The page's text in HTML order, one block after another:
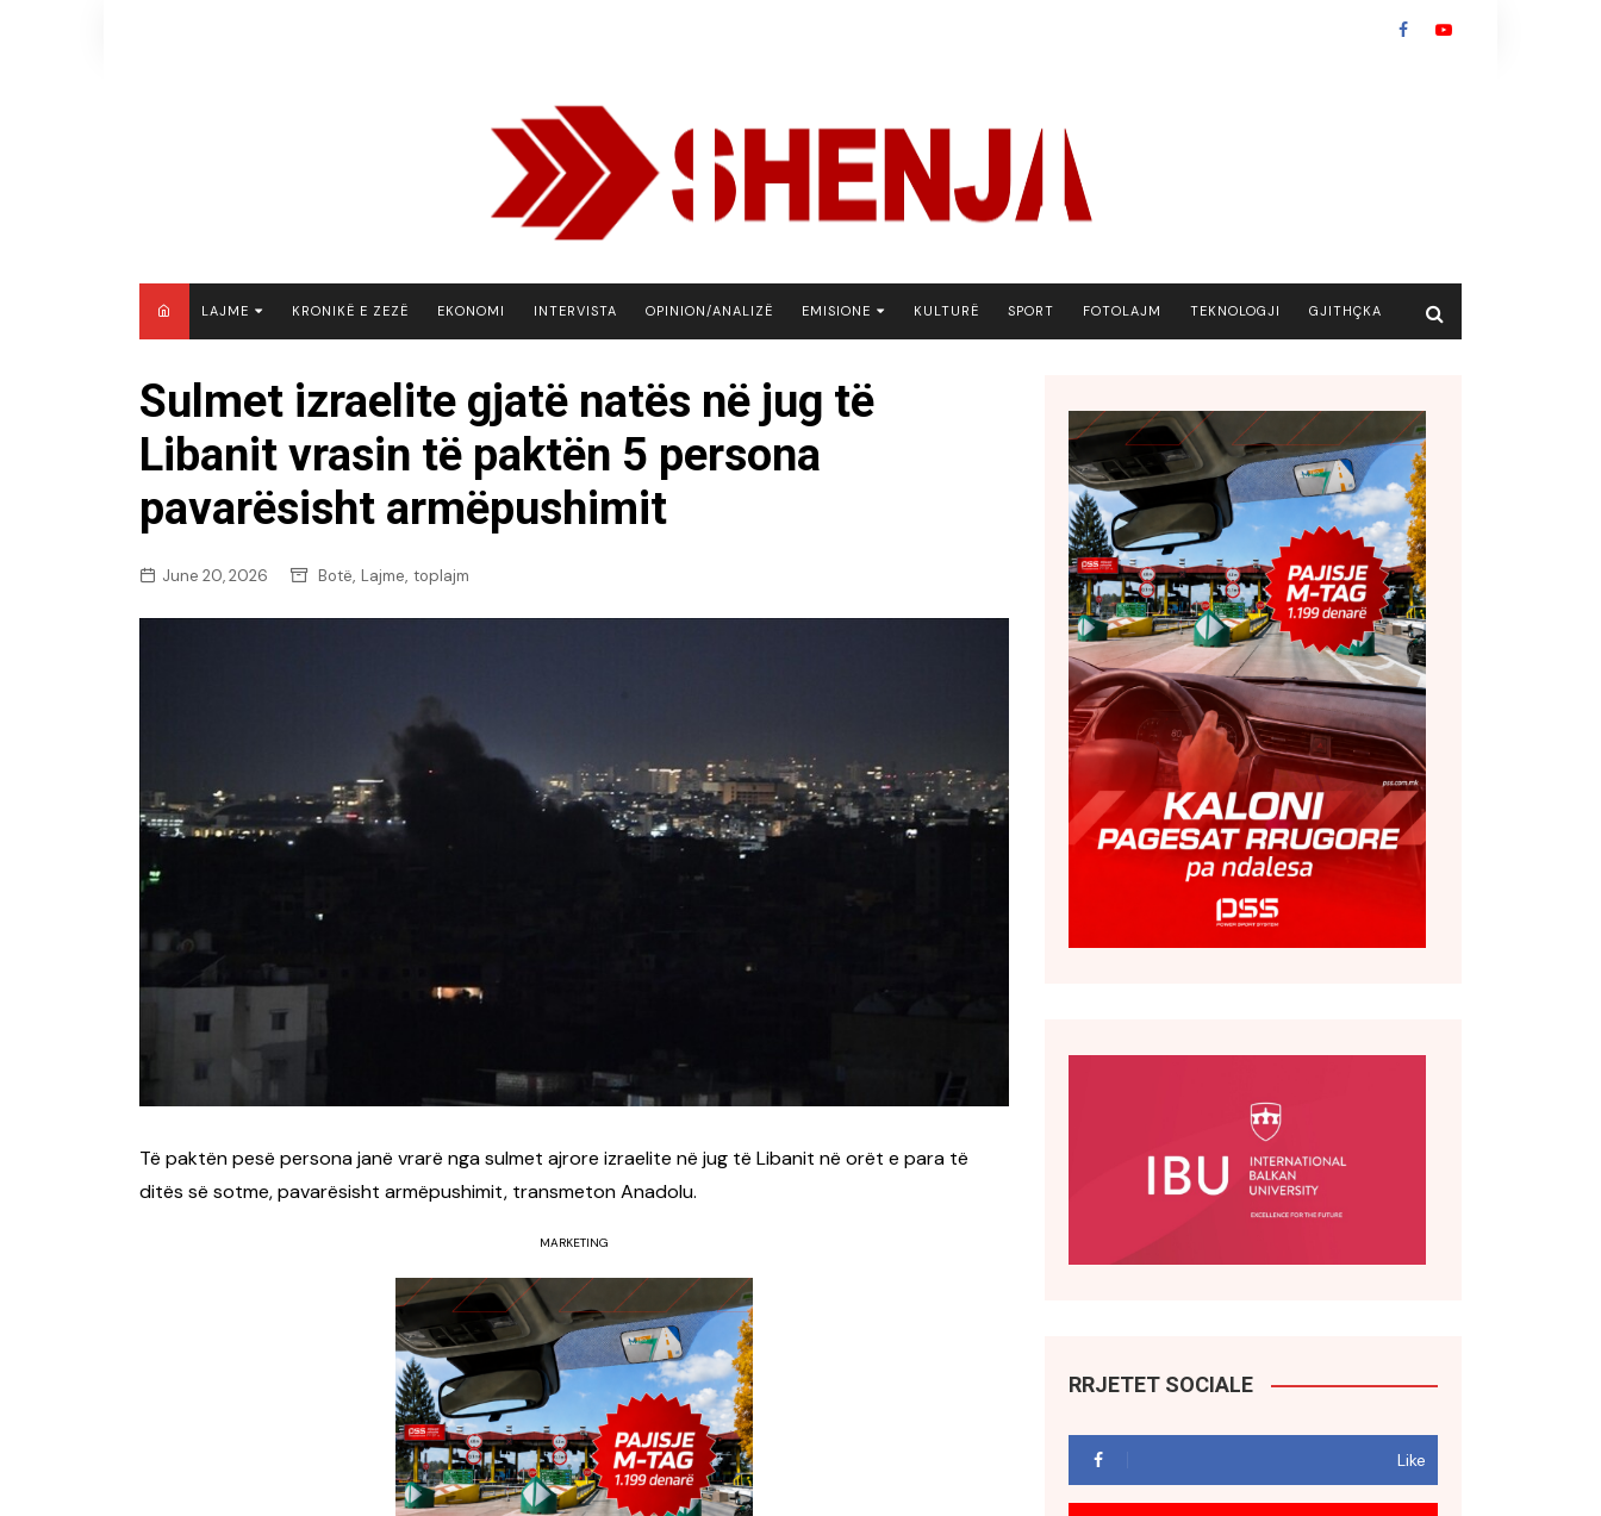
LAJME
KOSOVË
SHQIPËRI
BOTË
KRONIKË E ZEZË EKONOMI INTERVISTA OPINION/ANALIZË EMISIONE
BOTA NE FOKUS
PARADITE ME NE
PIKËPAMJE
KULTURË SPORT FOTOLAJM TEKNOLOGJI GJITHÇKA
Sulmet izraelite gjatë natës në jug të
Libanit vrasin të paktën 5 persona
pavarësisht armëpushimit
June 20, 2026 Botë, Lajme, toplajm
Të paktën pesë persona janë vrarë nga sulmet ajrore izraelite në jug të Libanit në orët e para të
ditës së sotme, pavarësisht armëpushimit, transmeton Anadolu.
MARKETING
RRJETET SOCIALE
Like